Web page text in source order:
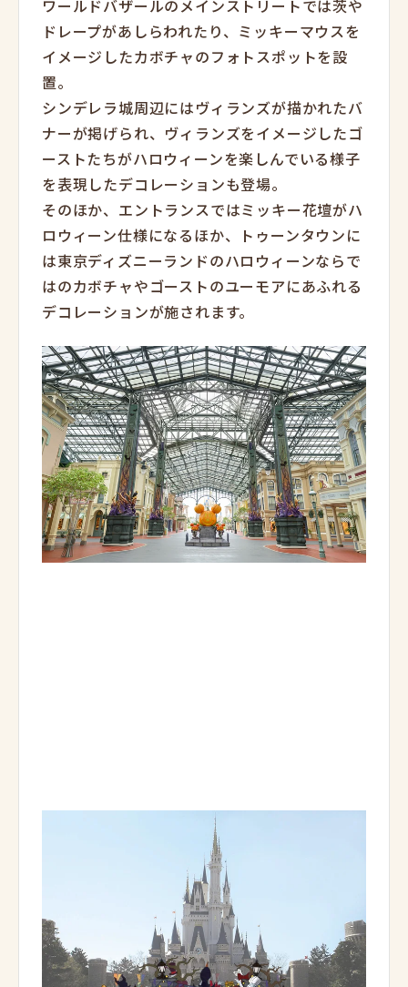
ワールドバザールのメインストリートでは茨や
ドレープがあしらわれたり、ミッキーマウスを
イメージしたカボチャのフォトスポットを設
置。
シンデレラ城周辺にはヴィランズが描かれたバ
ナーが掲げられ、ヴィランズをイメージしたゴ
ーストたちがハロウィーンを楽しんでいる様子
を表現したデコレーションも登場。
そのほか、エントランスではミッキー花壇がハ
ロウィーン仕様になるほか、トゥーンタウンに
は東京ディズニーランドのハロウィーンならで
はのカボチャやゴーストのユーモアにあふれる
デコレーションが施されます。